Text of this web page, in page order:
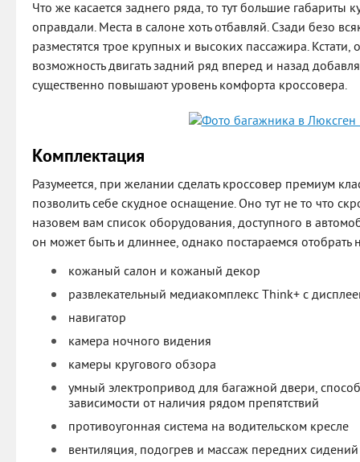
Что же касается заднего ряда, то тут большие габариты
оправдали. Места в салоне хоть отбавляй. Сзади безо
разместятся трое крупных и высоких пассажира. Кстати,
возможность двигать задний ряд вперед и назад
существенно повышают уровень комфорта кроссовера.
Комплектация
Разумеется, при желании сделать кроссовер премиум
позволить себе скудное оснащение. Оно тут не то что
назовем вам список оборудования, доступного в
он может быть и длиннее, однако постараемся
кожаный салон и кожаный декор
развлекательный медиакомплекс Think+ с
навигатор
камера ночного видения
камеры кругового обзора
умный электропривод для багажной двери,
зависимости от наличия рядом препятствий
противоугонная система на водительском кресле
вентиляция, подогрев и массаж передних сидений